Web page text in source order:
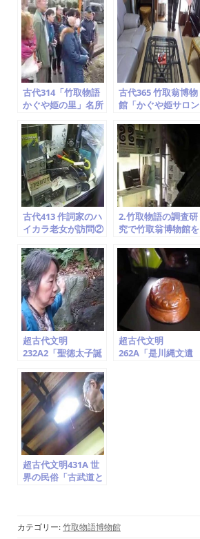
ト空海説
古代314「竹取物語
かぐや姫の里」名所
京田辺市 竹取翁博物
館 2014.2.1
古代365 竹取翁博物
館「かぐや姫サロン
石庭・襖絵紹介
古代413 作詞家のハ
イカラ老女が訪問②
劇 竹取翁博物館
2014.6.13
2.竹取物語の調査研
究で竹取翁博物館を
求婚
超古代文明
232A2「聖徳太子誕
日の神・龍と鳳
凰)・地球儀は法隆
寺に!?、神奈川県大
庭」竹取翁博物館
（国際かぐや姫学
会）2016.7.22
超古代文明
262A「是川縄文遺
超古代文明431A 世
界の民俗「古武道と
ム」日本は世界文明
カテゴリー:竹取物語博物館